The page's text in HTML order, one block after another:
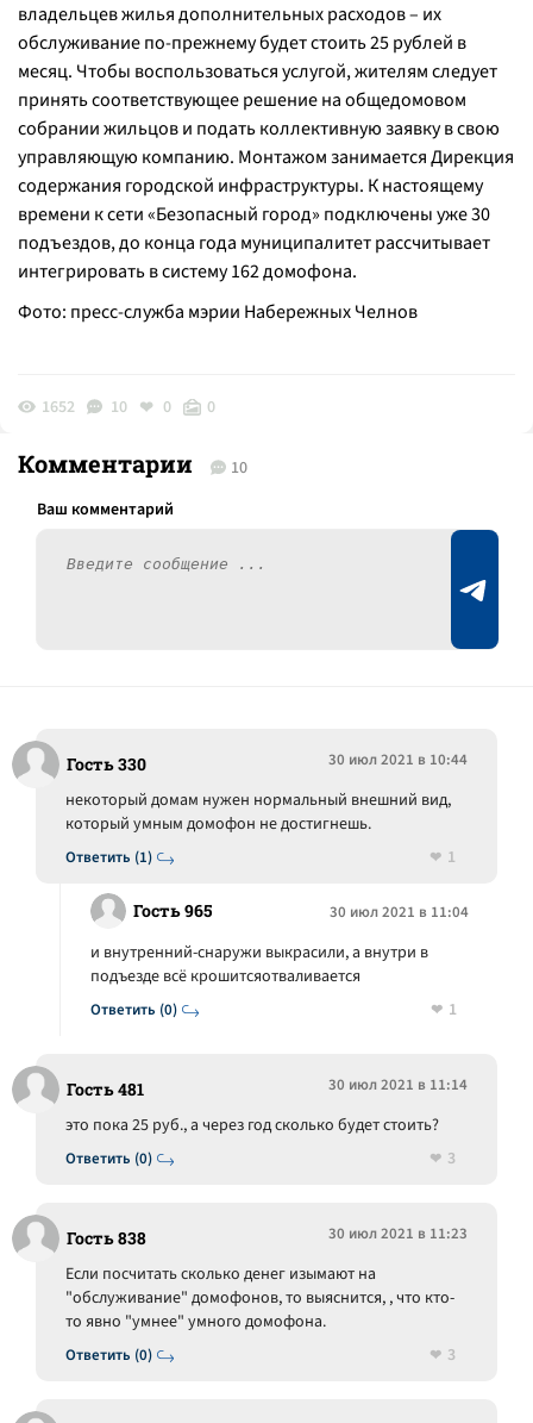
владельцев жилья дополнительных расходов – их
обслуживание по-прежнему будет стоить 25 рублей в
месяц. Чтобы воспользоваться услугой, жителям следует
принять соответствующее решение на общедомовом
собрании жильцов и подать коллективную заявку в свою
управляющую компанию. Монтажом занимается Дирекция
содержания городской инфраструктуры. К настоящему
времени к сети «Безопасный город» подключены уже 30
подъездов, до конца года муниципалитет рассчитывает
интегрировать в систему 162 домофона.
Фото: пресс-служба мэрии Набережных Челнов
1652 10 0 0
Комментарии 10
Гость 330 30 июл 2021 в 10:44
Ответить (1)
некоторый домам нужен нормальный внешний вид,
который умным домофон не достигнешь.
1
Гость 965 30 июл 2021 в 11:04
Ответить (0)
и внутренний-снаружи выкрасили, а внутри в
подъезде всё крошитсяотваливается
1
Гость 481 30 июл 2021 в 11:14
Ответить (0)
это пока 25 руб., а через год сколько будет стоить?
3
Гость 838 30 июл 2021 в 11:23
Ответить (0)
Если посчитать сколько денег изымают на
"обслуживание" домофонов, то выяснится, , что кто-
то явно "умнее" умного домофона.
3